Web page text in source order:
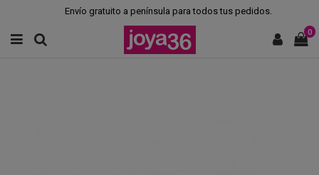
Envío gratuito a península para todos tus pedidos.
0